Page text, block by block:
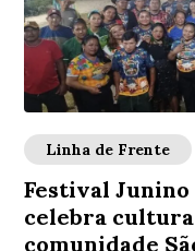
Linha de Frente
Festival Junino
celebra
comunidade